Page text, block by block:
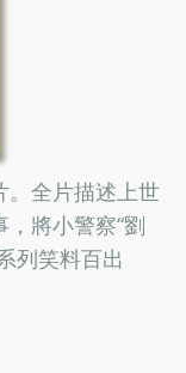
。全片描述上世
將小警察“劉
列笑料百出